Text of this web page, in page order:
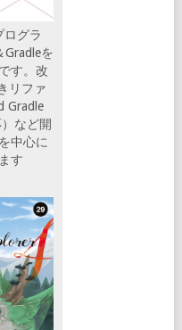
ログラ
Gradleを
す。改
リファ
Gradle
など開
中心に
す